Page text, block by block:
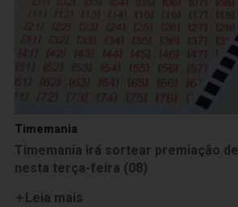
Timemania
Timemania irá sortear premiação
nesta terça-feira (08)
Leia mais